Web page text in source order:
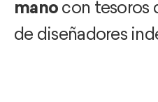
mano con tesoros
de diseñadores